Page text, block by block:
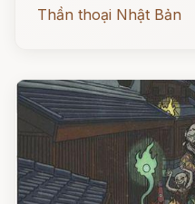
Thần thoại Nhật Bản